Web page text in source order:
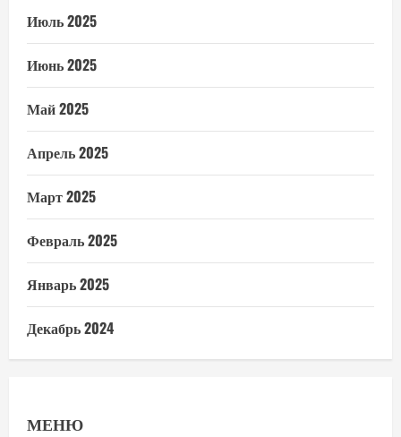
Июль 2025
Июнь 2025
Май 2025
Апрель 2025
Март 2025
Февраль 2025
Январь 2025
Декабрь 2024
МЕНЮ